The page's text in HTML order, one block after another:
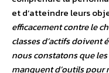
et d’atteindre leurs
efficacement contre le
classes d’actifs doivent
nous constatons que
manquent d’outils pour